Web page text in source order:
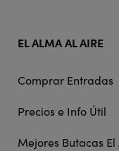
EL ALMA AL AIRE
Comprar Entradas
Precios e Info Útil
Mejores Butacas